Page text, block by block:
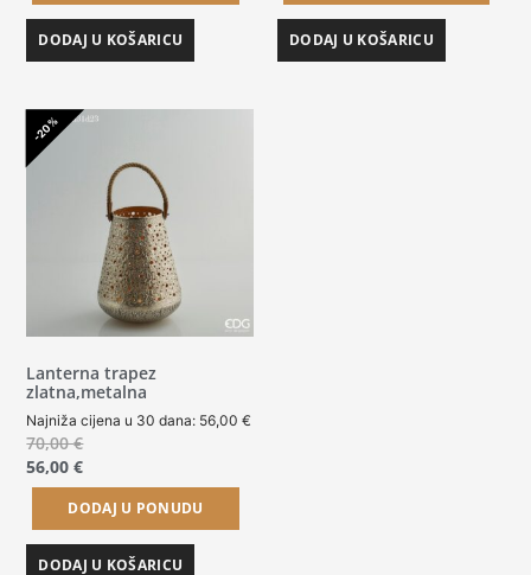
DODAJ U KOŠARICU DODAJ U KOŠARICU
-20%
Lanterna trapez
zlatna,metalna
Najniža cijena u 30 dana: 56,00€
70,00€
56,00€
DODAJ U PONUDU
DODAJ U KOŠARICU